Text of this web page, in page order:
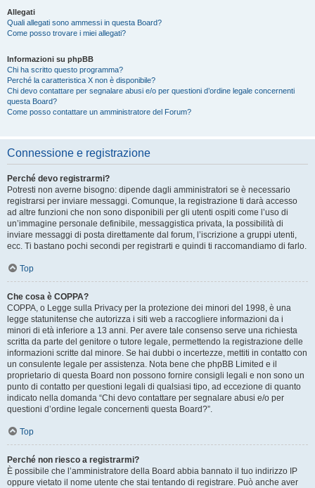
Allegati
Quali allegati sono ammessi in questa Board?
Come posso trovare i miei allegati?
Informazioni su phpBB
Chi ha scritto questo programma?
Perché la caratteristica X non è disponibile?
Chi devo contattare per segnalare abusi e/o per questioni d’ordine legale concernenti
questa Board?
Come posso contattare un amministratore del Forum?
Connessione e registrazione
Perché devo registrarmi?
Potresti non averne bisogno: dipende dagli amministratori se è necessario
registrarsi per inviare messaggi. Comunque, la registrazione ti darà accesso
ad altre funzioni che non sono disponibili per gli utenti ospiti come l’uso di
un’immagine personale definibile, messaggistica privata, la possibilità di
inviare messaggi di posta direttamente dal forum, l’iscrizione a gruppi utenti,
ecc. Ti bastano pochi secondi per registrarti e quindi ti raccomandiamo di farlo.
Top
Che cosa è COPPA?
COPPA, o Legge sulla Privacy per la protezione dei minori del 1998, è una
legge statunitense che autorizza i siti web a raccogliere informazioni da i
minori di età inferiore a 13 anni. Per avere tale consenso serve una richiesta
scritta da parte del genitore o tutore legale, permettendo la registrazione delle
informazioni scritte dal minore. Se hai dubbi o incertezze, mettiti in contatto con
un consulente legale per assistenza. Nota bene che phpBB Limited e il
proprietario di questa Board non possono fornire consigli legali e non sono un
punto di contatto per questioni legali di qualsiasi tipo, ad eccezione di quanto
indicato nella domanda “Chi devo contattare per segnalare abusi e/o per
questioni d’ordine legale concernenti questa Board?”.
Top
Perché non riesco a registrarmi?
È possibile che l’amministratore della Board abbia bannato il tuo indirizzo IP
oppure vietato il nome utente che stai tentando di registrare. Può anche aver